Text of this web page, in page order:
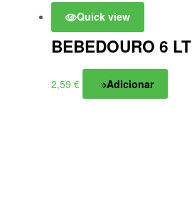
Quick view
BEBEDOURO 6 LT
2,59 € Adicionar